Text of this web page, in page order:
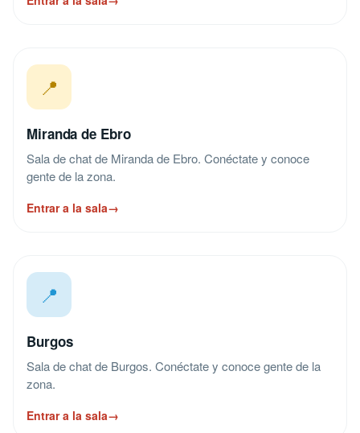
📍
Miranda de Ebro
Sala de chat de Miranda de Ebro. Conéctate y conoce
gente de la zona.
Entrar a la sala→
📍
Burgos
Sala de chat de Burgos. Conéctate y conoce gente de la
zona.
Entrar a la sala→